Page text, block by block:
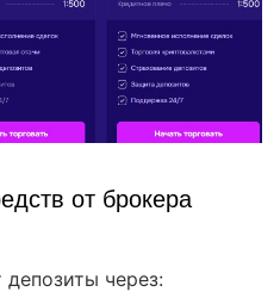
от брокера
через: